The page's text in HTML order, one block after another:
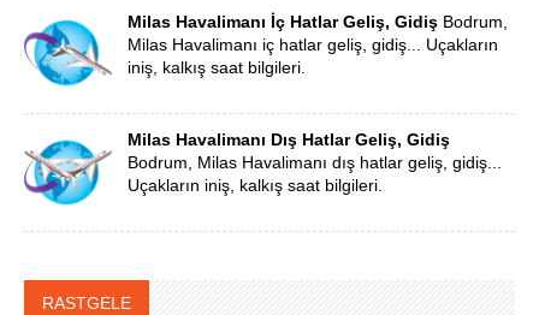
Milas Havalimanı İç Hatlar Geliş, Gidiş Bodrum,
Milas Havalimanı iç hatlar geliş, gidiş... Uçakların
iniş, kalkış saat bilgileri.
Milas Havalimanı Dış Hatlar Geliş, Gidiş
Bodrum, Milas Havalimanı dış hatlar geliş, gidiş...
Uçakların iniş, kalkış saat bilgileri.
RASTGELE